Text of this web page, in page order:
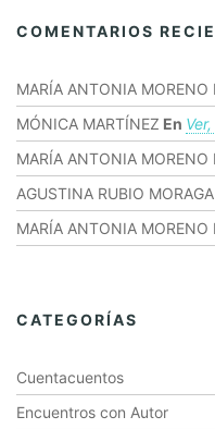
COMENTARIOS
MARÍA ANTONIA MORENO
MÓNICA MARTÍNEZ En
MARÍA ANTONIA MORENO
AGUSTINA RUBIO
MARÍA ANTONIA MORENO
CATEGORÍAS
Cuentacuentos
Encuentros con Autor